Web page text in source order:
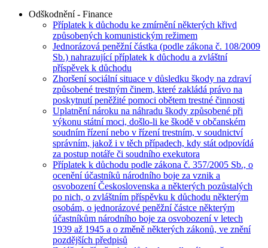
Odškodnění - Finance
Příplatek k důchodu ke zmírnění některých křivd
způsobených komunistickým režimem
Jednorázová peněžní částka (podle zákona č. 108/2009
Sb.) nahrazující příplatek k důchodu a zvláštní
příspěvek k důchodu
Zhoršení sociální situace v důsledku škody na zdraví
způsobené trestným činem, které zakládá právo na
poskytnutí peněžité pomoci obětem trestné činnosti
Uplatnění nároku na náhradu škody způsobené při
výkonu státní moci, došlo-li ke škodě v občanském
soudním řízení nebo v řízení trestním, v soudnictví
správním, jakož i v těch případech, kdy stát odpovídá
za postup notáře či soudního exekutora
Příplatek k důchodu podle zákona č. 357/2005 Sb., o
ocenění účastníků národního boje za vznik a
osvobození Československa a některých pozůstalých
po nich, o zvláštním příspěvku k důchodu některým
osobám, o jednorázové peněžní částce některým
účastníkům národního boje za osvobození v letech
1939 až 1945 a o změně některých zákonů, ve znění
pozdějších předpisů